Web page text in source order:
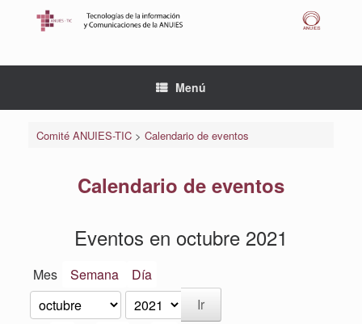
Menú
Comité ANUIES-TIC> Calendario de eventos
Calendario de eventos
Eventos en octubre 2021
Mes Semana Día
Mes
Año